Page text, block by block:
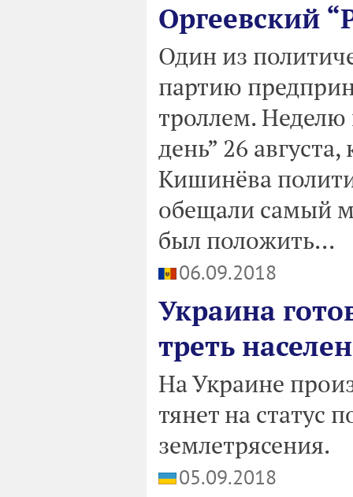
Оргеевский
Один из
партию
троллем. Неделю
день” 26
Кишинёва
обещали самый
был положить...
06.09.2018
Украина
треть
На Украине
тянет на статус
землетрясения.
05.09.2018